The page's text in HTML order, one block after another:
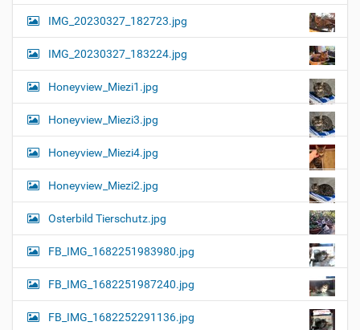
IMG_20230327_182723.jpg
IMG_20230327_183224.jpg
Honeyview_Miezi1.jpg
Honeyview_Miezi3.jpg
Honeyview_Miezi4.jpg
Honeyview_Miezi2.jpg
Osterbild Tierschutz.jpg
FB_IMG_1682251983980.jpg
FB_IMG_1682251987240.jpg
FB_IMG_1682252291136.jpg